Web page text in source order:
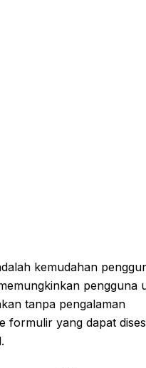
kemudahan
pengguna
tanpa pengalaman
formulir yang dapat